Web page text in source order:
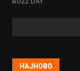
НАЈНОВО